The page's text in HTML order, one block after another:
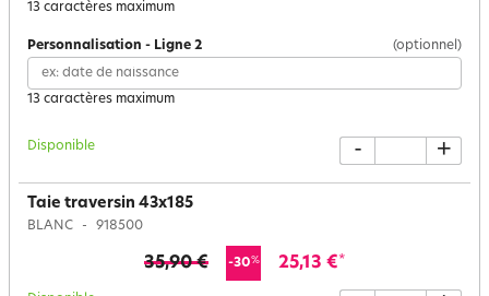
13 caractères maximum
Personnalisation - Ligne 2 (optionnel)
13 caractères maximum
Disponible - +
Taie traversin 43x185
BLANC 918500
35,90 € -30% 25,13 €*